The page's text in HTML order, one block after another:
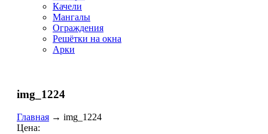
Качели
Мангалы
Ограждения
Решётки на окна
Арки
img_1224
Главная → img_1224
Цена: